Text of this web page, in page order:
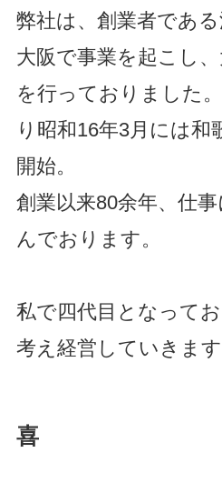
弊社は、創業者であ
大阪で事業を起こし
を行っておりました
り昭和16年3月には和
開始。
創業以来80余年、仕
んでおります。
私で四代目となって
考え経営していきます
喜